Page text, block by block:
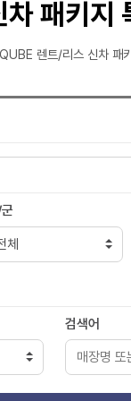
패키지
렌트/리스 신차 패
검색어